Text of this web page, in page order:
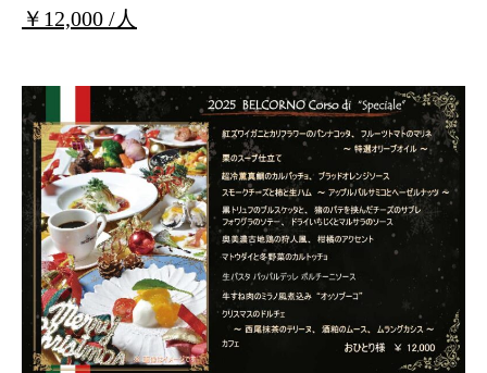
￥12,000 /人